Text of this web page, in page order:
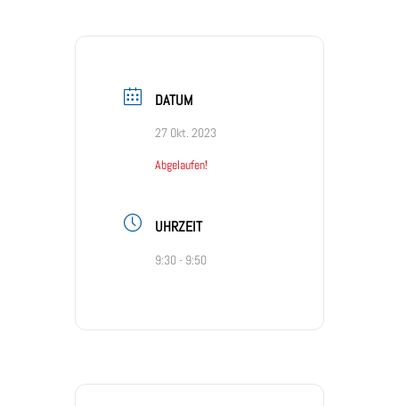
DATUM
27 Okt. 2023
Abgelaufen!
UHRZEIT
9:30 - 9:50